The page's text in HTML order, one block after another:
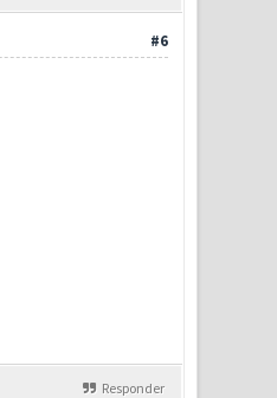
#6
Responder